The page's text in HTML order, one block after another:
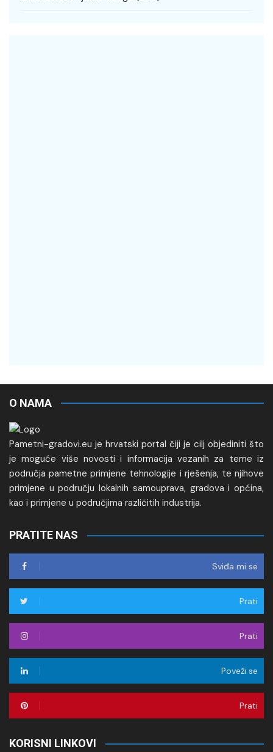
O NAMA
Pametni-gradovi.eu je hrvatski portal čiji je cilj objediniti što
je moguće više novosti i informacija vezanih za teme iz
područja pametne primjene tehnologije i rješenja, te njihove
primjene u području lokalnih samouprava, gradova i općina,
kao i primjene u područjima različitih industrija.
PRATITE NAS
Sviđa mi se
Prati
Prati
Poveži se
Prati
KORISNI LINKOVI